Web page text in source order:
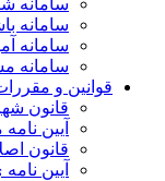
سامانه
سامانه
سامانه
سامانه
قوانین و مقررات
قانون
آیین نامه
قانون
آیین نامه